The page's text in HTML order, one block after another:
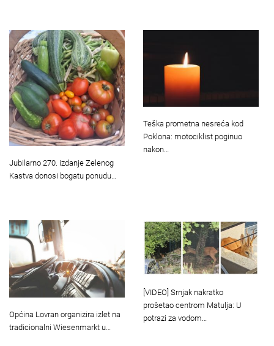
Jubilarno 270. izdanje Zelenog
Kastva donosi bogatu ponudu…
Teška prometna nesreća kod
Poklona: motociklist poginuo
nakon…
Općina Lovran organizira izlet na
tradicionalni Wiesenmarkt u…
[VIDEO] Srnjak nakratko
prošetao centrom Matulja: U
potrazi za vodom…